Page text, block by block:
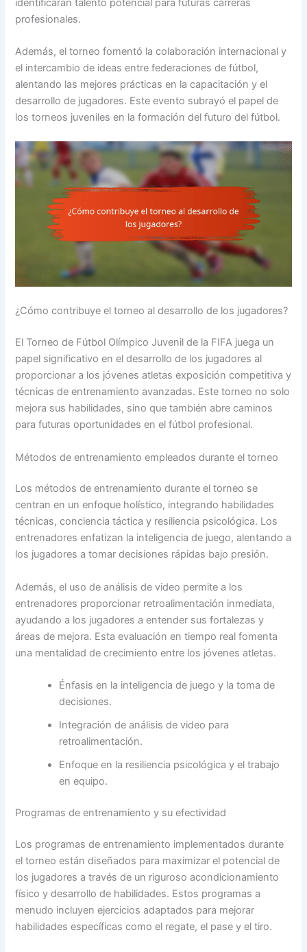
identificaran talento potencial para futuras carreras
profesionales.
Además, el torneo fomentó la colaboración internacional y
el intercambio de ideas entre federaciones de fútbol,
alentando las mejores prácticas en la capacitación y el
desarrollo de jugadores. Este evento subrayó el papel de
los torneos juveniles en la formación del futuro del fútbol.
¿Cómo contribuye el torneo al desarrollo de los jugadores?
El Torneo de Fútbol Olímpico Juvenil de la FIFA juega un
papel significativo en el desarrollo de los jugadores al
proporcionar a los jóvenes atletas exposición competitiva y
técnicas de entrenamiento avanzadas. Este torneo no solo
mejora sus habilidades, sino que también abre caminos
para futuras oportunidades en el fútbol profesional.
Métodos de entrenamiento empleados durante el torneo
Los métodos de entrenamiento durante el torneo se
centran en un enfoque holístico, integrando habilidades
técnicas, conciencia táctica y resiliencia psicológica. Los
entrenadores enfatizan la inteligencia de juego, alentando a
los jugadores a tomar decisiones rápidas bajo presión.
Además, el uso de análisis de video permite a los
entrenadores proporcionar retroalimentación inmediata,
ayudando a los jugadores a entender sus fortalezas y
áreas de mejora. Esta evaluación en tiempo real fomenta
una mentalidad de crecimiento entre los jóvenes atletas.
Énfasis en la inteligencia de juego y la toma de
decisiones.
Integración de análisis de video para
retroalimentación.
Enfoque en la resiliencia psicológica y el trabajo
en equipo.
Programas de entrenamiento y su efectividad
Los programas de entrenamiento implementados durante
el torneo están diseñados para maximizar el potencial de
los jugadores a través de un riguroso acondicionamiento
físico y desarrollo de habilidades. Estos programas a
menudo incluyen ejercicios adaptados para mejorar
habilidades específicas como el regate, el pase y el tiro.